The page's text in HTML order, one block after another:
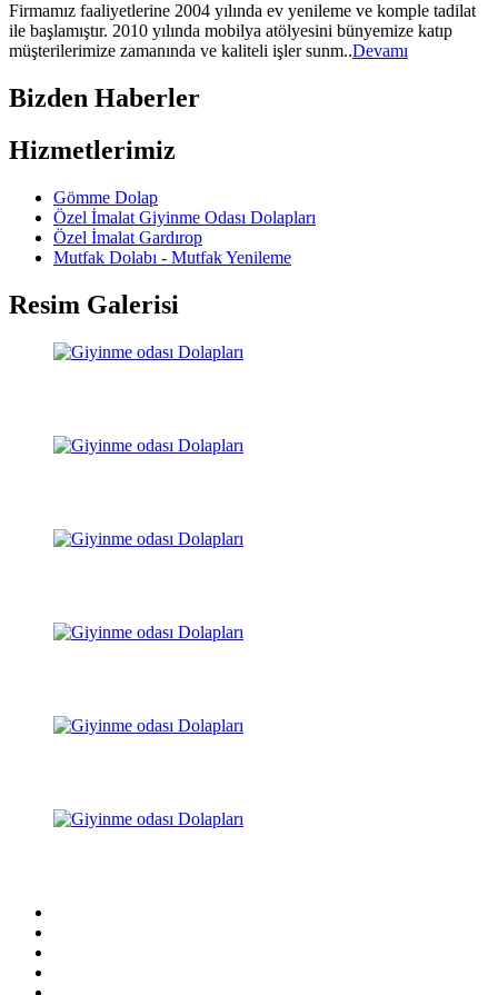
Firmamız faaliyetlerine 2004 yılında ev yenileme ve komple tadilat
ile başlamıştır. 2010 yılında mobilya atölyesini bünyemize katıp
müşterilerimize zamanında ve kaliteli işler sunm..Devamı
Bizden Haberler
Hizmetlerimiz
Gömme Dolap
Özel İmalat Giyinme Odası Dolapları
Özel İmalat Gardırop
Mutfak Dolabı - Mutfak Yenileme
Resim Galerisi